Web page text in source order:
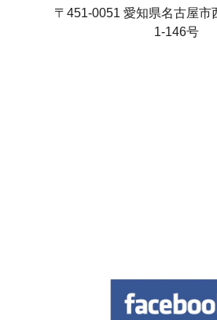
〒451-0051 愛知県名古屋市
1-146号